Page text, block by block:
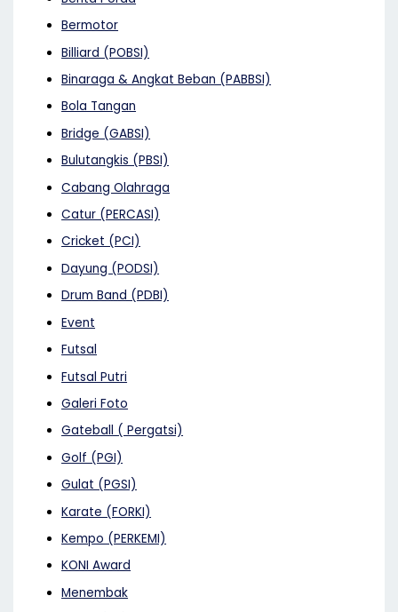
Bermotor
Billiard (POBSI)
Binaraga & Angkat Beban (PABBSI)
Bola Tangan
Bridge (GABSI)
Bulutangkis (PBSI)
Cabang Olahraga
Catur (PERCASI)
Cricket (PCI)
Dayung (PODSI)
Drum Band (PDBI)
Event
Futsal
Futsal Putri
Galeri Foto
Gateball ( Pergatsi)
Golf (PGI)
Gulat (PGSI)
Karate (FORKI)
Kempo (PERKEMI)
KONI Award
Menembak